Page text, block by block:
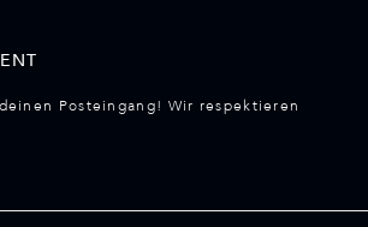
Posteingang! Wir respektieren